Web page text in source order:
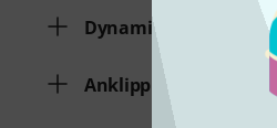
Dynamisches Mikrofon
Anklippmikrofon